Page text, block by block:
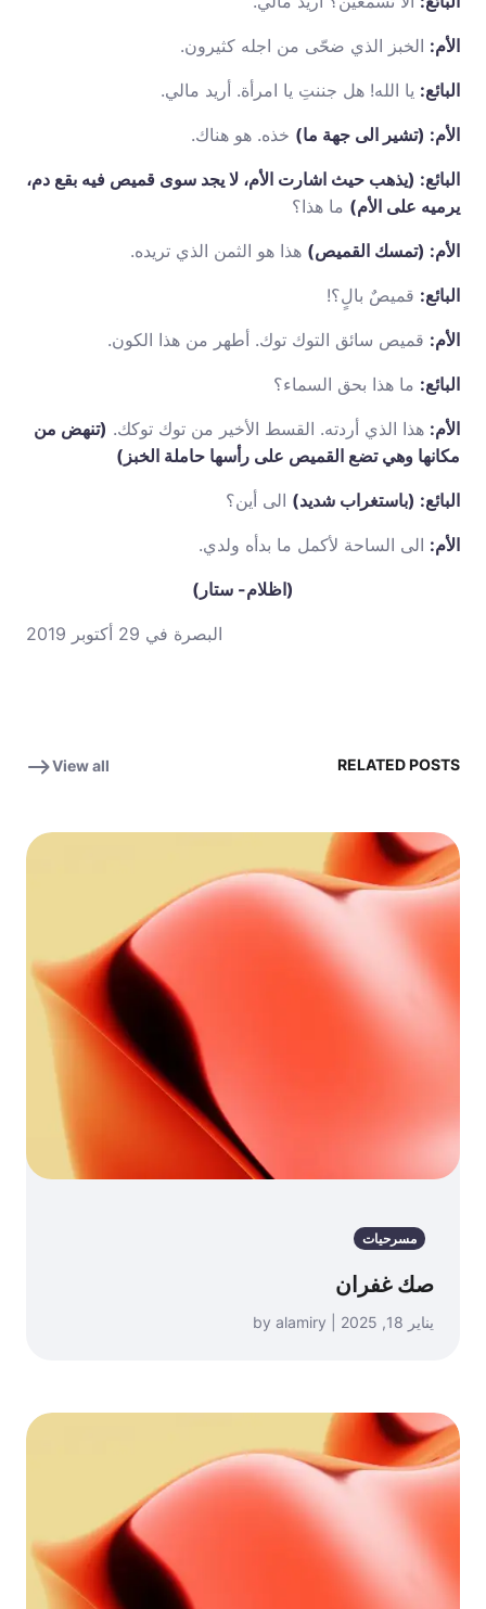
الأم: الخبز الذي ضحّى من اجله كثيرون.
البائع: يا الله! هل جننتِ يا امرأة. أريد مالي.
الأم: (تشير الى جهة ما) خذه. هو هناك.
البائع: (يذهب حيث اشارت الأم، لا يجد سوى قميص فيه بقع دم،
يرميه على الأم) ما هذا؟
الأم: (تمسك القميص) هذا هو الثمن الذي تريده.
البائع: قميصٌ بالٍ؟!
الأم: قميص سائق التوك توك. أطهر من هذا الكون.
البائع: ما هذا بحق السماء؟
الأم: هذا الذي أردته. القسط الأخير من توك توكك. (تنهض من
مكانها وهي تضع القميص على رأسها حاملة الخبز)
البائع: (باستغراب شديد) الى أين؟
الأم: الى الساحة لأكمل ما بدأه ولدي.
(اظلام- ستار)
البصرة في 29 أكتوبر 2019
RELATED POSTS
View all
مسرحيات
صك غفران
يناير 18, 2025 | by alamiry